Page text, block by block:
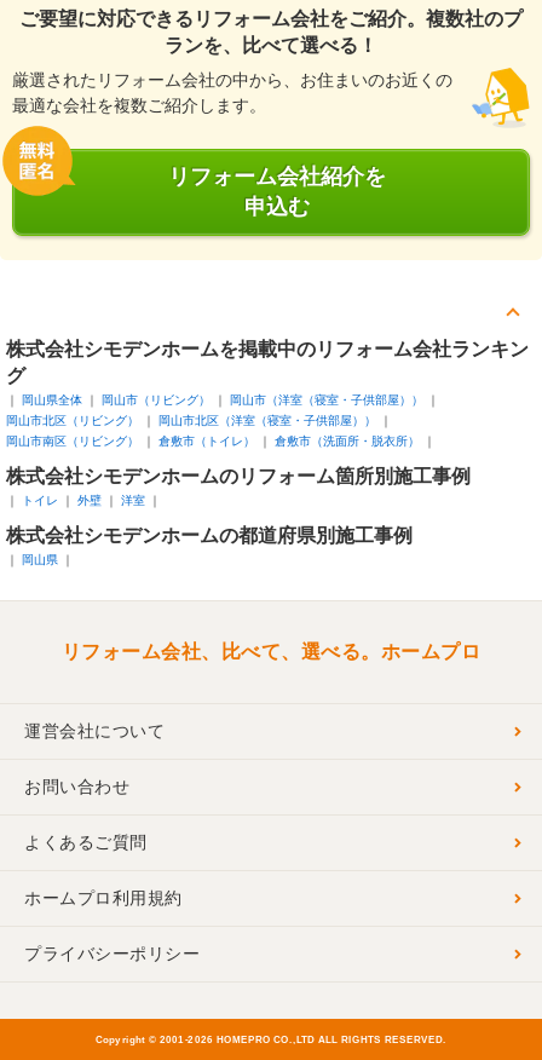
ご要望に対応できるリフォーム会社をご紹介。複数社のプ
ランを、比べて選べる！
厳選されたリフォーム会社の中から、お住まいのお近くの
最適な会社を複数ご紹介します。
リフォーム会社紹介を
申込む
株式会社シモデンホームを掲載中のリフォーム会社ランキン
グ
岡山県全体 岡山市（リビング）
岡山市（洋室（寝室・子供部屋））
岡山市北区（リビング）
岡山市北区（洋室（寝室・子供部屋））
岡山市南区（リビング）
倉敷市（トイレ） 倉敷市（洗面所・脱衣所）
株式会社シモデンホームのリフォーム箇所別施工事例
トイレ 外壁 洋室
株式会社シモデンホームの都道府県別施工事例
岡山県
リフォーム会社、比べて、選べる。ホームプロ
運営会社について
お問い合わせ
よくあるご質問
ホームプロ利用規約
プライバシーポリシー
Copyright © 2001-2026 HOMEPRO CO.,LTD ALL RIGHTS RESERVED.